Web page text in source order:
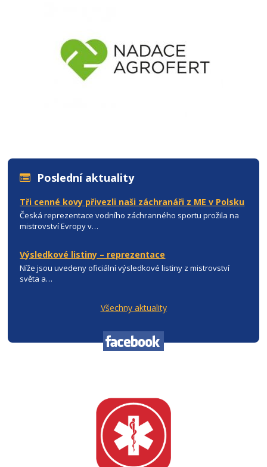
Poslední aktuality
Tři cenné kovy přivezli naši záchranáři z ME v Polsku
Česká reprezentace vodního záchranného sportu prožila na
mistrovství Evropy v…
Výsledkové listiny – reprezentace
Níže jsou uvedeny oficiální výsledkové listiny z mistrovství
světa a…
Všechny aktuality